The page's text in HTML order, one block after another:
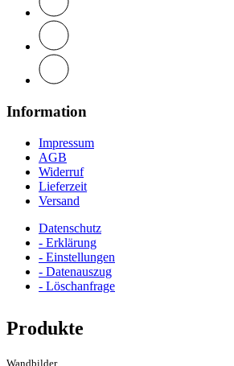
Information
Impressum
AGB
Widerruf
Lieferzeit
Versand
Datenschutz
- Erklärung
- Einstellungen
- Datenauszug
- Löschanfrage
Produkte
Wandbilder